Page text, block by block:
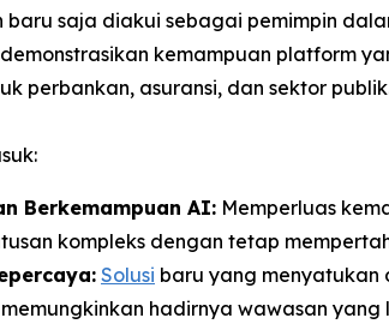
baru saja diakui sebagai pemimpin
kemampuan platform
perbankan, asuransi, dan sektor
Berkemampuan AI: Memperluas
kompleks dengan tetap
Solusi baru yang
hadirnya wawasan